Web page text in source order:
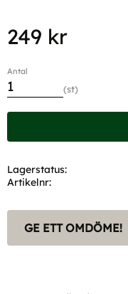
249 kr
Antal
st
Lagerstatus
Artikelnr
GE ETT OMDÖME!